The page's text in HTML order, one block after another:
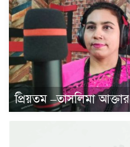
প্রিয়তম –তাসলিমা আক্তার